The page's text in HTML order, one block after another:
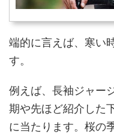
端的に言えば、寒い
す。
例えば、長袖ジャー
期や先ほど紹介した
に当たります。桜の